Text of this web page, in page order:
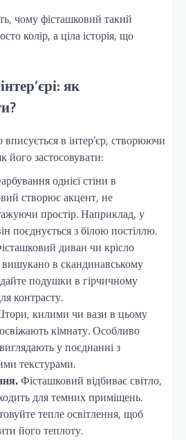
чому фісташковий такий
колір, а ціла історія, що
як
в інтер’єр, створюючи
його застосовувати:
однієї стіни в
створює акцент, не
простір. Наприклад, у
поєднується з білою постіллю.
диван чи крісло
вишукано в скандинавському
подушки в гірчичному
контрасту.
килими чи вази в цьому
кімнату. Особливо
у поєднанні з
текстурами.
Фісташковий відбиває світло,
для темних приміщень.
тепле освітлення, щоб
його теплоту.